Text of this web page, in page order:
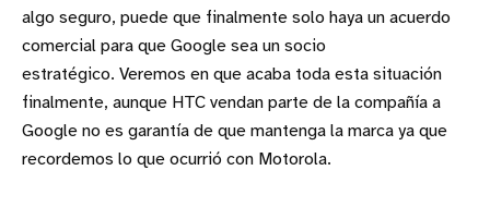
algo seguro, puede que finalmente solo haya un acuerdo
comercial para que Google sea un socio
estratégico. Veremos en que acaba toda esta situación
finalmente, aunque HTC vendan parte de la compañía a
Google no es garantía de que mantenga la marca ya que
recordemos lo que ocurrió con Motorola.